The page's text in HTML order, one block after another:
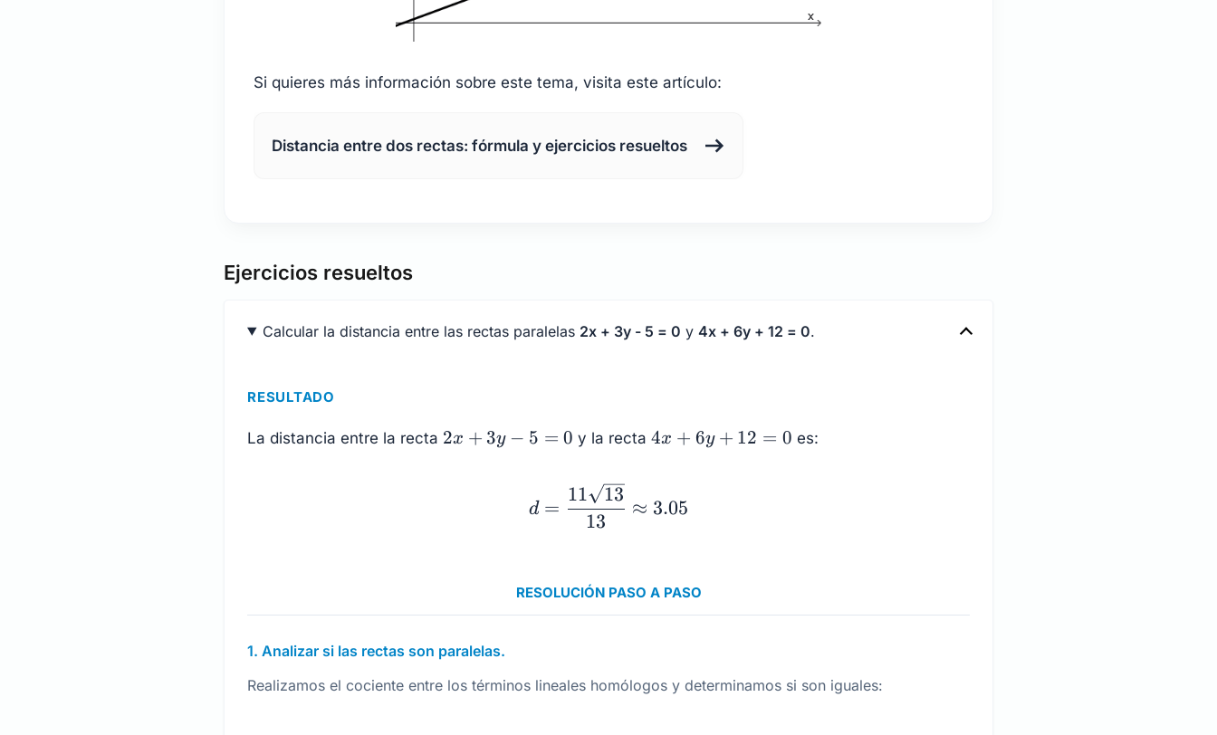
Si quieres más información sobre este tema, visita este artículo:
Distancia entre dos rectas: fórmula y ejercicios resueltos
Ejercicios resueltos
Calcular la distancia entre las rectas paralelas 2x + 3y - 5 = 0 y 4x + 6y + 12 = 0.
RESULTADO
La distancia entre la recta 2x+
2x + 3y − 5 = 0 y la recta4x+
6y+
= 0
4x + 6y + 12 = 0 es:
d = \dfrac{11\sqrt{13}}{13} \approx 3.05
d =
13
11 13
≈ 3.05
RESOLUCIÓN PASO A PASO
1. Analizar si las rectas son paralelas.
Realizamos el cociente entre los términos lineales homólogos y determinamos si son iguales: